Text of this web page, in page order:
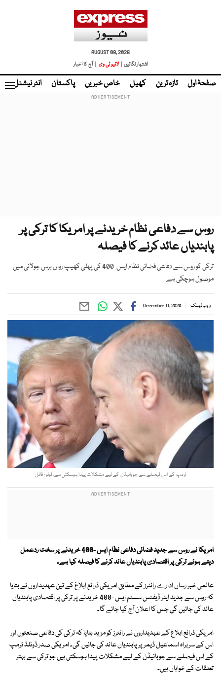
AUGUST 08, 2026
اشتہار لگائیں |
لائیو ٹی وی | آج کا اخبار
صفحۂ اول تازہ ترین کھیل خاص خبریں پاکستان انٹر نیشنل
روس سے دفاعی نظام خریدنے پر امریکا کا ترکی پر
پابندیاں عائد کرنے کا فیصلہ
ترکی کو روس سے دفاعی فضائی نظام ایس-400 کی پہلی کھیپ رواں برس جولائی میں
موصول ہوچکی ہے
ویب ڈیسک December 11, 2020
ٹرمپ کے اس فیصلے سے جوبائیڈن کے لیے مشکلات پیدا ہوسکتی ہے، فوٹو : فائل
امریکا نے روس سے جدید فضائی دفاعی نظام ایس -400 خریدنے پر سخت ردعمل
دیتے ہوئے ترکی پر اقتصادی پابندیاں عائد کرنے کا فیصلہ کیا ہے۔
عالمی خبر رساں ادارے رائٹرز کے مطابق امریکی ذرائع ابلاغ کے تین عہدیداروں نے بتایا
کہ روس سے جدید ایئر ڈیفنس سسٹم ایس -400 خریدنے پر ترکی پر اقتصادی پابندیاں
عائد کی جائیں گی جس کا اعلان آج کیا جائے گا۔
امریکی ذرائع ابلاغ کے عہدیداروں نے رائٹرز کو مزید بتایا کہ ترکی کی دفاعی صنعتوں اور
اس کے سربراہ اسماعیل ڈیمر پر پابندیاں عائد کی جائیں گی۔ امریکی صدر ڈونلڈ ٹرمپ
کے اس فیصلے سے جوبائیڈن کے لیے مشکلات پیدا ہوسکتی ہیں جو ترکی سے بہتر
تعلقات کے خواہاں ہیں۔